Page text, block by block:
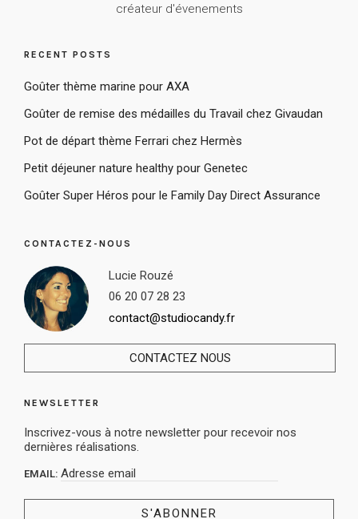
créateur d'évenements
RECENT POSTS
Goûter thème marine pour AXA
Goûter de remise des médailles du Travail chez Givaudan
Pot de départ thème Ferrari chez Hermès
Petit déjeuner nature healthy pour Genetec
Goûter Super Héros pour le Family Day Direct Assurance
CONTACTEZ-NOUS
Lucie Rouzé
06 20 07 28 23
contact@studiocandy.fr
CONTACTEZ NOUS
NEWSLETTER
Inscrivez-vous à notre newsletter pour recevoir nos
dernières réalisations.
EMAIL: